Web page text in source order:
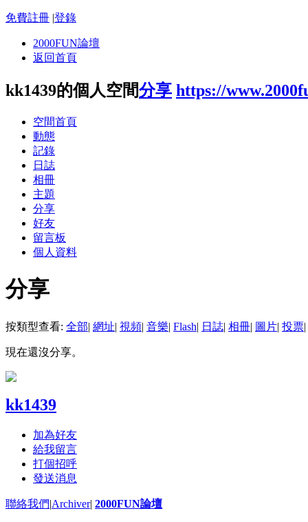
免費註冊 |登錄
2000FUN論壇
返回首頁
kk1439的個人空間分享 https://
空間首頁
動態
記錄
日誌
相冊
主題
分享
好友
留言板
個人資料
分享
按類型查看: 全部| 網址| 視頻| 音樂| Flash| 日誌| 相冊| 圖片| 投票|
現在還沒分享。
kk1439
加為好友
給我留言
打個招呼
發送消息
聯絡我們|Archiver| 2000FUN論壇